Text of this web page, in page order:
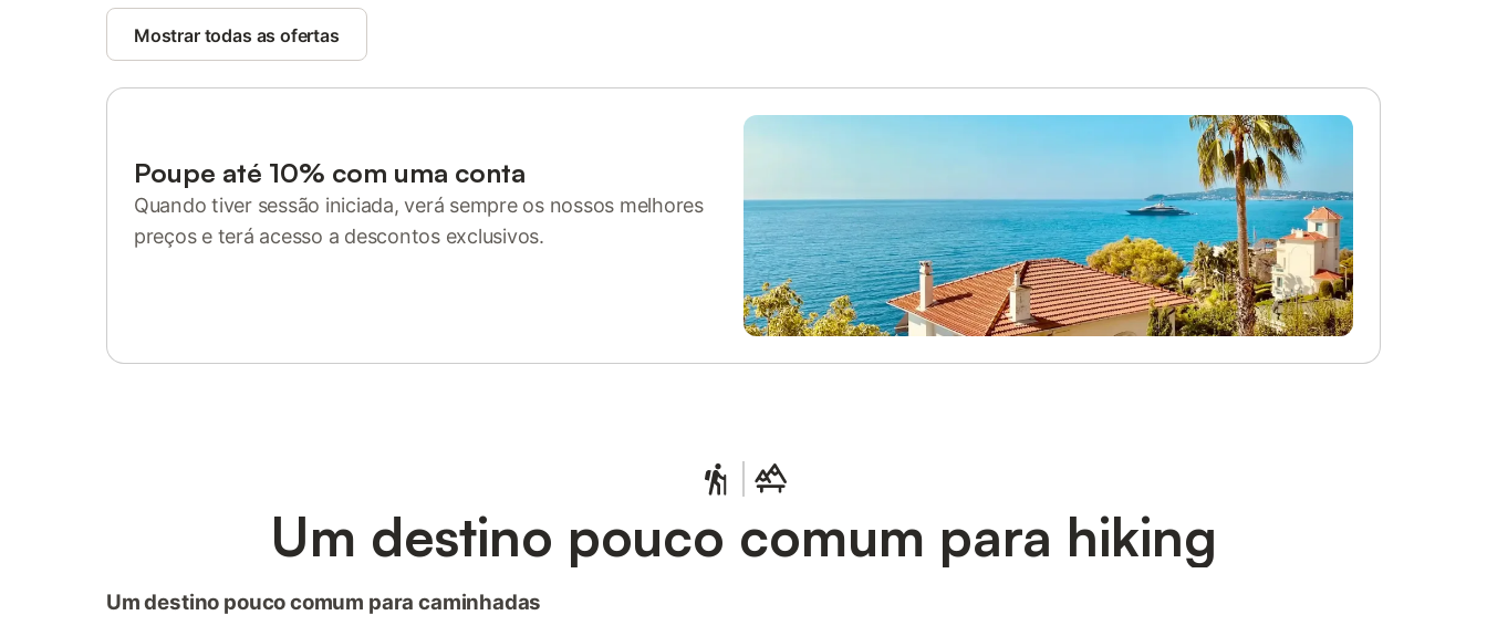
Mostrar todas as ofertas
Poupe até 10% com uma conta
Quando tiver sessão iniciada, verá sempre os nossos melhores
preços e terá acesso a descontos exclusivos.
Um destino pouco comum para hiking
Um destino pouco comum para caminhadas